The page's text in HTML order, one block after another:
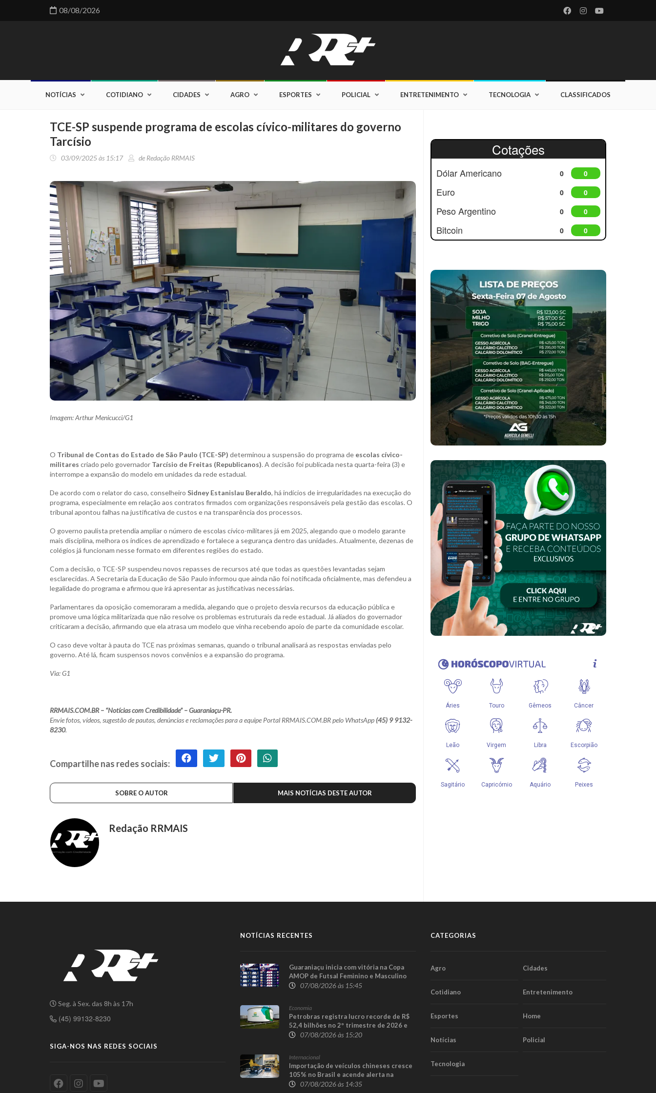
08/08/2026
NOTÍCIAS COTIDIANO CIDADES AGRO ESPORTES POLICIAL ENTRETENIMENTO TECNOLOGIA CLASSIFICADOS
TCE-SP suspende programa de escolas cívico-militares do governo
Tarcísio
03/09/2025 às 15:17 de Redação RRMAIS
Imagem: Arthur Menicucci/G1
O Tribunal de Contas do Estado de São Paulo (TCE-SP) determinou a suspensão do programa de escolas cívico-
militares criado pelo governador Tarcísio de Freitas (Republicanos). A decisão foi publicada nesta quarta-feira (3) e
interrompe a expansão do modelo em unidades da rede estadual.
De acordo com o relator do caso, conselheiro Sidney Estanislau Beraldo, há indícios de irregularidades na execução do
programa, especialmente em relação aos contratos firmados com organizações responsáveis pela gestão das escolas. O
tribunal apontou falhas na justificativa de custos e na transparência dos processos.
O governo paulista pretendia ampliar o número de escolas cívico-militares já em 2025, alegando que o modelo garante
mais disciplina, melhora os índices de aprendizado e fortalece a segurança dentro das unidades. Atualmente, dezenas de
colégios já funcionam nesse formato em diferentes regiões do estado.
Com a decisão, o TCE-SP suspendeu novos repasses de recursos até que todas as questões levantadas sejam
esclarecidas. A Secretaria da Educação de São Paulo informou que ainda não foi notificada oficialmente, mas defendeu a
legalidade do programa e afirmou que irá apresentar as justificativas necessárias.
Parlamentares da oposição comemoraram a medida, alegando que o projeto desvia recursos da educação pública e
promove uma lógica militarizada que não resolve os problemas estruturais da rede estadual. Já aliados do governador
criticaram a decisão, afirmando que ela atrasa um modelo que vinha recebendo apoio de parte da comunidade escolar.
O caso deve voltar à pauta do TCE nas próximas semanas, quando o tribunal analisará as respostas enviadas pelo
governo. Até lá, ficam suspensos novos convênios e a expansão do programa.
Via: G1
RRMAIS.COM.BR – “Notícias com Credibilidade” – Guaraniaçu-PR.
Envie fotos, vídeos, sugestão de pautas, denúncias e reclamações para a equipe Portal RRMAIS.COM.BR pelo WhatsApp (45) 9 9132-
8230.
Compartilhe nas redes sociais:
SOBRE O AUTOR MAIS NOTÍCIAS DESTE AUTOR
Redação RRMAIS
Cotações
Dólar Americano 0 0
Euro 0 0
Peso Argentino 0 0
Bitcoin 0 0
Seg. à Sex. das 8h às 17h
(45) 99132-8230
SIGA-NOS NAS REDES SOCIAIS
NOTÍCIAS RECENTES
Guaraniaçu inicia com vitória na Copa
AMOP de Futsal Feminino e Masculino
07/08/2026 às 15:45
Economia
Petrobras registra lucro recorde de R$
52,4 bilhões no 2º trimestre de 2026 e
afasta tese de defasagem nos
07/08/2026 às 15:20
Internacional
Importação de veículos chineses cresce
105% no Brasil e acende alerta na
indústria nacional
07/08/2026 às 14:35
CATEGORIAS
Agro Cidades
Cotidiano Entretenimento
Esportes Home
Notícias Policial
Tecnologia